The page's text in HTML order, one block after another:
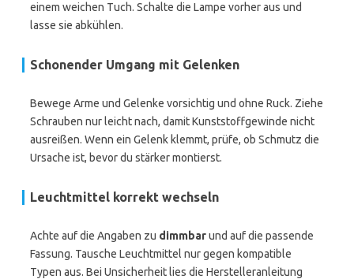
einem weichen Tuch. Schalte die Lampe vorher aus und
lasse sie abkühlen.
Schonender Umgang mit Gelenken
Bewege Arme und Gelenke vorsichtig und ohne Ruck. Ziehe
Schrauben nur leicht nach, damit Kunststoffgewinde nicht
ausreißen. Wenn ein Gelenk klemmt, prüfe, ob Schmutz die
Ursache ist, bevor du stärker montierst.
Leuchtmittel korrekt wechseln
Achte auf die Angaben zu dimmbarund auf die passende
Fassung. Tausche Leuchtmittel nur gegen kompatible
Typen aus. Bei Unsicherheit lies die Herstelleranleitung